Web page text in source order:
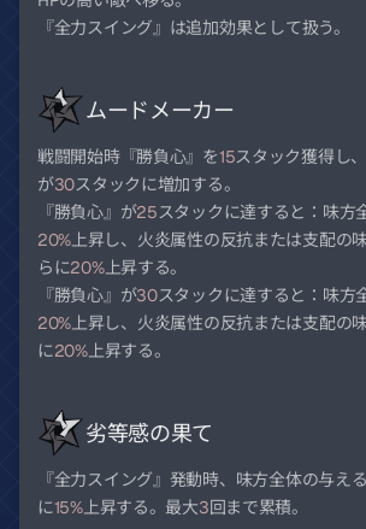
『全力スイング』は追加効果として扱う。
ムードメーカー
戦闘開始時『勝負心』を15スタック獲得し
が30スタックに増加する。
『勝負心』が25スタックに達すると：味方
20%上昇し、火炎属性の反抗または支配の
らに20%上昇する。
『勝負心』が30スタックに達すると：味方
20%上昇し、火炎属性の反抗または支配の
に20%上昇する。
劣等感の果て
『全力スイング』発動時、味方全体の与え
に15%上昇する。最大3回まで累積。